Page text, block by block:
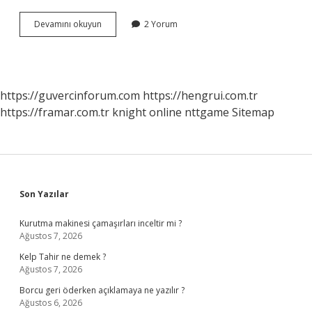
Devamını okuyun Modern
Nedir
2 Yorum
https://guvercinforum.com https://hengrui.com.tr
https://framar.com.tr knight online nttgame Sitemap
Sidebar
Son Yazılar
Kurutma makinesi çamaşırları inceltir mi ?
Ağustos 7, 2026
Kelp Tahir ne demek ?
Ağustos 7, 2026
Borcu geri öderken açıklamaya ne yazılır ?
Ağustos 6, 2026